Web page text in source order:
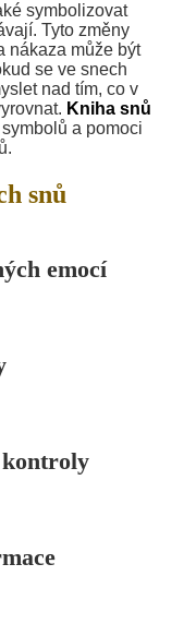
symbolizovat
Tyto změny
nákaza může být
se ve snech
nad tím, co v
Kniha snů
a pomoci
snů
emocí
kontroly